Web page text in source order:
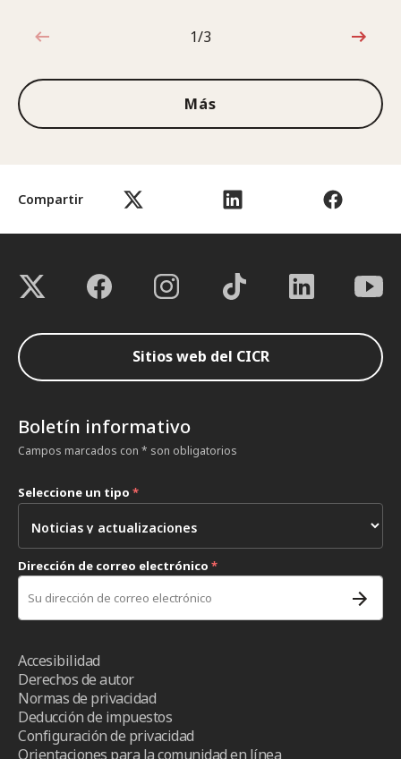
Compartir
1de3
1/3
Más
Sitios web del CICR
Boletín informativo
Campos marcados con * son obligatorios
Seleccione un tipo *
Dirección de correo electrónico *
Accesibilidad
Derechos de autor
Normas de privacidad
Deducción de impuestos
Configuración de privacidad
Orientaciones para la comunidad en línea